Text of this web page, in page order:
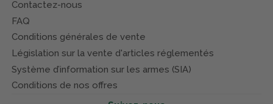
Contactez-nous
FAQ
Conditions générales de vente
Législation sur la vente d'articles réglementés
Système d’information sur les armes (SIA)
Conditions de nos offres